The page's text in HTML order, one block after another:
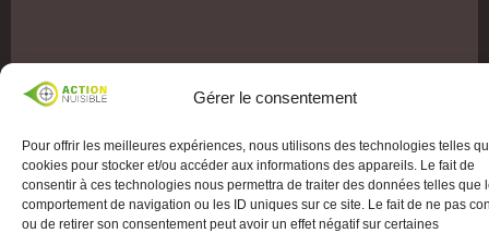
Gérer le consentement
Pour offrir les meilleures expériences, nous utilisons des technologies telles
cookies pour stocker et/ou accéder aux informations des appareils. Le fait de
consentir à ces technologies nous permettra de traiter des données telles que
comportement de navigation ou les ID uniques sur ce site. Le fait de ne pas
ou de retirer son consentement peut avoir un effet négatif sur certaines